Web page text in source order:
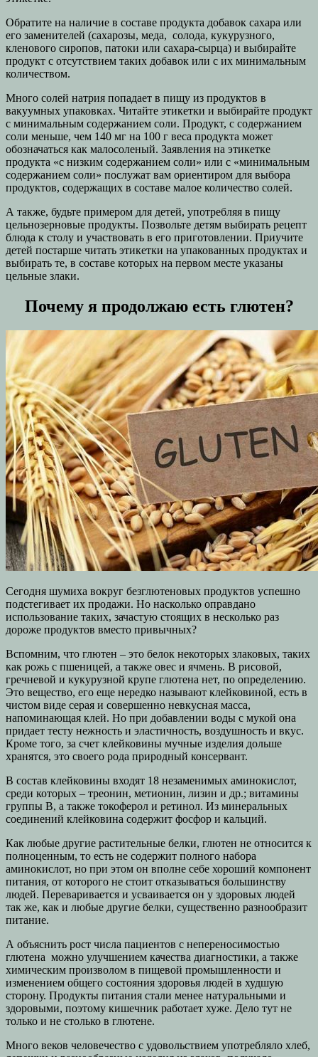
Обратите на наличие в составе продукта добавок сахара или
его заменителей (сахарозы, меда, солода, кукурузного,
кленового сиропов, патоки или сахара-сырца) и выбирайте
продукт с отсутствием таких добавок или с их минимальным
количеством.
Много солей натрия попадает в пищу из продуктов в
вакуумных упаковках. Читайте этикетки и выбирайте продукт
с минимальным содержанием соли. Продукт, с содержанием
соли меньше, чем 140 мг на 100 г веса продукта может
обозначаться как малосоленый. Заявления на этикетке
продукта «с низким содержанием соли» или с «минимальным
содержанием соли» послужат вам ориентиром для выбора
продуктов, содержащих в составе малое количество солей.
А также, будьте примером для детей, употребляя в пищу
цельнозерновые продукты. Позвольте детям выбирать рецепт
блюда к столу и участвовать в его приготовлении. Приучите
детей постарше читать этикетки на упакованных продуктах и
выбирать те, в составе которых на первом месте указаны
цельные злаки.
Почему я продолжаю есть глютен?
Сегодня шумиха вокруг безглютеновых продуктов успешно
подстегивает их продажи. Но насколько оправдано
использование таких, зачастую стоящих в несколько раз
дороже продуктов вместо привычных?
Вспомним, что глютен – это белок некоторых злаковых, таких
как рожь с пшеницей, а также овес и ячмень. В рисовой,
гречневой и кукурузной крупе глютена нет, по определению.
Это вещество, его еще нередко называют клейковиной, есть в
чистом виде серая и совершенно невкусная масса,
напоминающая клей. Но при добавлении воды с мукой она
придает тесту нежность и эластичность, воздушность и вкус.
Кроме того, за счет клейковины мучные изделия дольше
хранятся, это своего рода природный консервант.
В состав клейковины входят 18 незаменимых аминокислот,
среди которых – треонин, метионин, лизин и др.; витамины
группы В, а также токоферол и ретинол. Из минеральных
соединений клейковина содержит фосфор и кальций.
Как любые другие растительные белки, глютен не относится к
полноценным, то есть не содержит полного набора
аминокислот, но при этом он вполне себе хороший компонент
питания, от которого не стоит отказываться большинству
людей. Переваривается и усваивается он у здоровых людей
так же, как и любые другие белки, существенно разнообразит
питание.
А объяснить рост числа пациентов с непереносимостью
глютена можно улучшением качества диагностики, а также
химическим произволом в пищевой промышленности и
изменением общего состояния здоровья людей в худшую
сторону. Продукты питания стали менее натуральными и
здоровыми, поэтому кишечник работает хуже. Дело тут не
только и не столько в глютене.
Много веков человечество с удовольствием употребляло хлеб,